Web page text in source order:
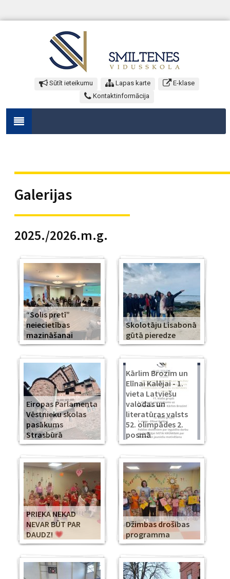
Sūtīt ieteikumu Lapas karte
E-klase
Kontaktinformācija
Galerijas
2025./2026.m.g.
“Solis pretī”
neiecietības
mazināšanai
Skolotāju Lisabonā
gūtā pieredze
Eiropas Parlamenta
Vēstnieku skolas
pasākums
Strasbūrā
Kārlim Brozim un
Elīnai Kalējai - 1.
vieta Latviešu
valodas un
literatūras valsts
52. olimpādes 2.
posmā
PRIEKA NEKAD
NEVAR BŪT PAR
DAUDZ!
Džimbas drošības
programma